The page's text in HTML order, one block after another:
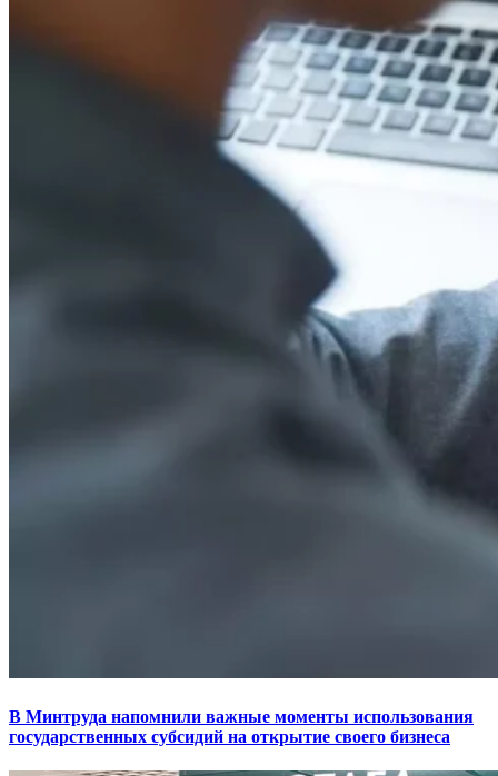
В Минтруда напомнили важные моменты использования
государственных субсидий на открытие своего бизнеса